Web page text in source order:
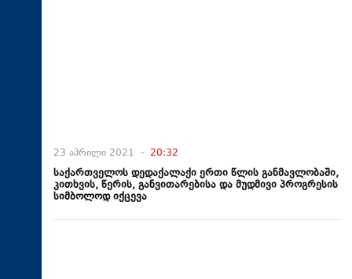
23 აპრილი 2021 - 20:32
საქართველოს დედაქალაქი ერთი წლის განმავლობაში,
კითხვის, წერის, განვითარებისა და მუდმივი პროგრესის
სიმბოლოდ იქცევა